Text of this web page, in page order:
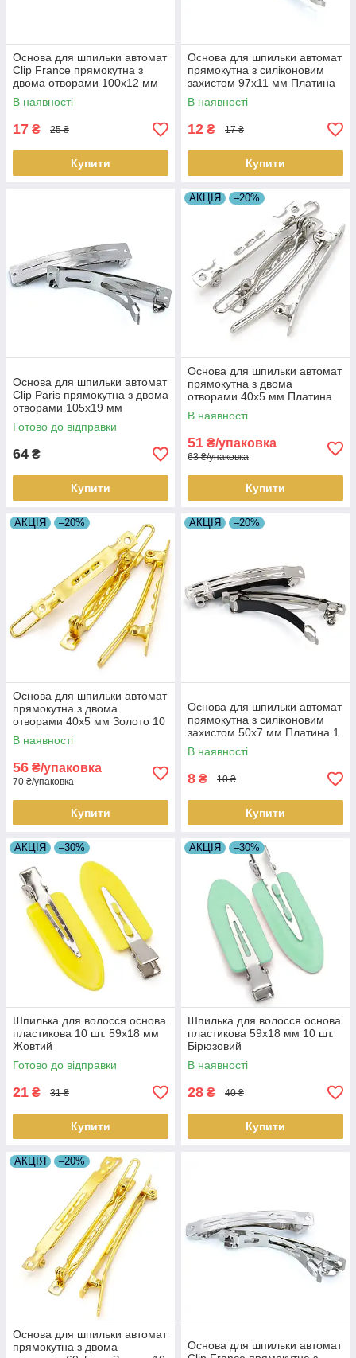
Основа для шпильки автомат
Clip France прямокутна з
двома отворами 100х12 мм
Платина 1 шт.
В наявності
17 ₴ 25 ₴
Купити
Основа для шпильки автомат
прямокутна з силіконовим
захистом 97х11 мм Платина
1 шт.
В наявності
12 ₴ 17 ₴
Купити
Основа для шпильки автомат
Clip Paris прямокутна з двома
отворами 105х19 мм
Платина 1 шт.
Готово до відправки
64 ₴
Купити
АКЦІЯ –20%
Основа для шпильки автомат
прямокутна з двома
отворами 40х5 мм Платина
10 шт.
В наявності
51 ₴/упаковка
63 ₴/упаковка
Купити
АКЦІЯ –20%
Основа для шпильки автомат
прямокутна з двома
отворами 40х5 мм Золото 10
шт.
В наявності
56 ₴/упаковка
70 ₴/упаковка
Купити
АКЦІЯ –20%
Основа для шпильки автомат
прямокутна з силіконовим
захистом 50х7 мм Платина 1
шт.
В наявності
8 ₴ 10 ₴
Купити
АКЦІЯ –30%
Шпилька для волосся основа
пластикова 10 шт. 59х18 мм
Жовтий
Готово до відправки
21 ₴ 31 ₴
Купити
АКЦІЯ –30%
Шпилька для волосся основа
пластикова 59х18 мм 10 шт.
Бірюзовий
В наявності
28 ₴ 40 ₴
Купити
АКЦІЯ –20%
Основа для шпильки автомат
прямокутна з двома
Основа для шпильки автомат